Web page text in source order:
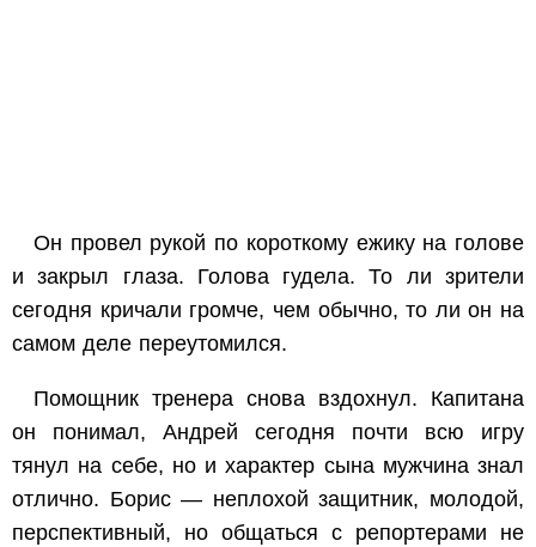
Он провел рукой по короткому ежику на голове
и закрыл глаза. Голова гудела. То ли зрители
сегодня кричали громче, чем обычно, то ли он на
самом деле переутомился.
Помощник тренера снова вздохнул. Капитана
он понимал, Андрей сегодня почти всю игру
тянул на себе, но и характер сына мужчина знал
отлично. Борис — неплохой защитник, молодой,
перспективный, но общаться с репортерами не